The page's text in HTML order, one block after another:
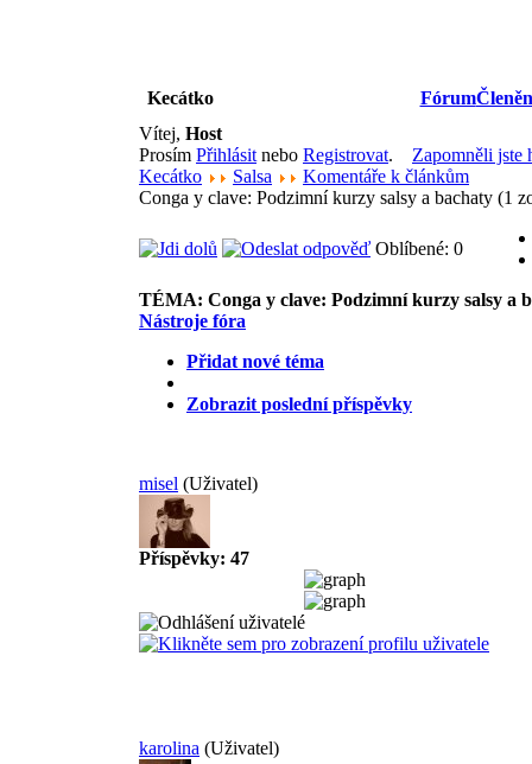
Kecátko Fórum
Vítej, Host
Prosím Přihlásit nebo Registrovat. Zapomněli jste
Kecátko
Salsa
Komentáře k článkům
Conga y clave: Podzimní kurzy salsy a bachaty (1
Oblíbené: 0
TÉMA: Conga y clave: Podzimní kurzy salsy a
Nástroje fóra
Přidat nové téma
Zobrazit poslední příspěvky
misel (Uživatel)
Příspěvky: 47
karolina (Uživatel)